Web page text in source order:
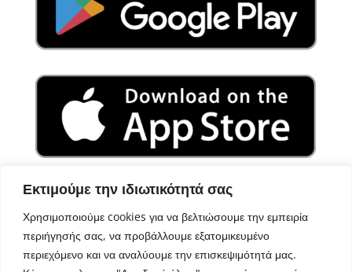
Εκτιμούμε την ιδιωτικότητά σας
Χρησιμοποιούμε cookies για να βελτιώσουμε την εμπειρία
περιήγησής σας, να προβάλλουμε εξατομικευμένο
περιεχόμενο και να αναλύουμε την επισκεψιμότητά μας.